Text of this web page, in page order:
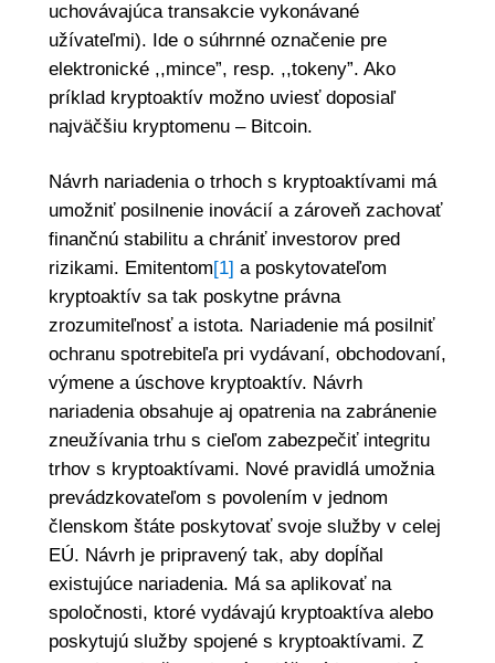
uchovávajúca transakcie vykonávané
užívateľmi). Ide o súhrnné označenie pre
elektronické ,,mince”, resp. ,,tokeny”. Ako
príklad kryptoaktív možno uviesť doposiaľ
najväčšiu kryptomenu – Bitcoin.
Návrh nariadenia o trhoch s kryptoaktívami má
umožniť posilnenie inovácií a zároveň zachovať
finančnú stabilitu a chrániť investorov pred
rizikami. Emitentom[1] a poskytovateľom
kryptoaktív sa tak poskytne právna
zrozumiteľnosť a istota. Nariadenie má posilniť
ochranu spotrebiteľa pri vydávaní, obchodovaní,
výmene a úschove kryptoaktív. Návrh
nariadenia obsahuje aj opatrenia na zabránenie
zneužívania trhu s cieľom zabezpečiť integritu
trhov s kryptoaktívami. Nové pravidlá umožnia
prevádzkovateľom s povolením v jednom
členskom štáte poskytovať svoje služby v celej
EÚ. Návrh je pripravený tak, aby dopĺňal
existujúce nariadenia. Má sa aplikovať na
spoločnosti, ktoré vydávajú kryptoaktíva alebo
poskytujú služby spojené s kryptoaktívami. Z